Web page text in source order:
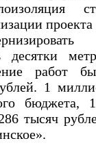
проекта
работ
1
бюджета,
тысяч